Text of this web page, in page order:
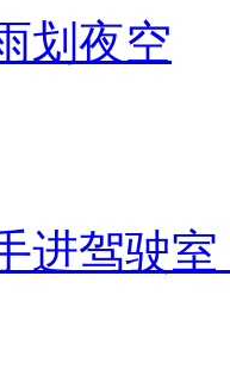
划夜空
进驾驶